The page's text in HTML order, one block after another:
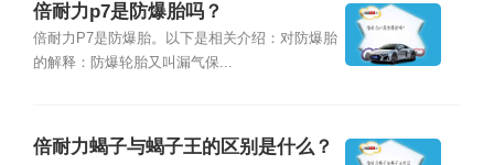
倍耐力p7是防爆胎吗？
倍耐力P7是防爆胎。以下是相关介绍：对防爆胎
的解释：防爆轮胎又叫漏气保...
倍耐力蝎子与蝎子王的区别是什么？